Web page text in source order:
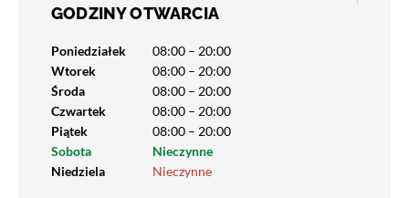
GODZINY OTWARCIA
Poniedziałek
08:00 – 20:00
Wtorek
08:00 – 20:00
Środa
08:00 – 20:00
Czwartek
08:00 – 20:00
Piątek
08:00 – 20:00
Sobota
Nieczynne
Niedziela
Nieczynne